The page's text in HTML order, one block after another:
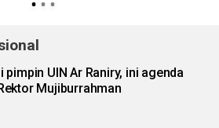
pimpin UIN Ar Raniry, ini agenda
Mujiburrahman